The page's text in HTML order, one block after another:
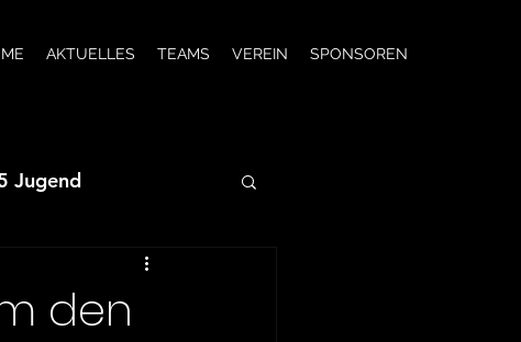
AKTUELLES TEAMS VEREIN SPONSOREN
Jugend
JSG wC-Jugend
den